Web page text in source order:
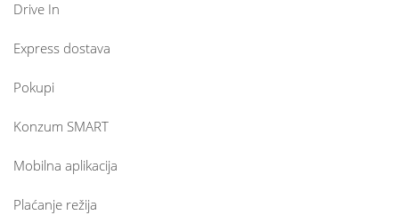
Drive In
Express dostava
Pokupi
Konzum SMART
Mobilna aplikacija
Plaćanje režija